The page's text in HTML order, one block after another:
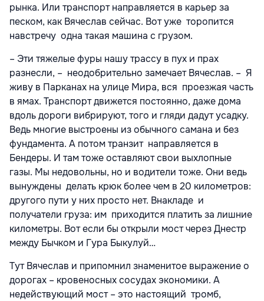
рынка. Или транспорт направляется в карьер за
песком, как Вячеслав сейчас. Вот уже торопится
навстречу одна такая машина с грузом.
– Эти тяжелые фуры нашу трассу в пух и прах
разнесли, – неодобрительно замечает Вячеслав. – Я
живу в Парканах на улице Мира, вся проезжая часть
в ямах. Транспорт движется постоянно, даже дома
вдоль дороги вибрируют, того и гляди дадут усадку.
Ведь многие выстроены из обычного самана и без
фундамента. А потом транзит направляется в
Бендеры. И там тоже оставляют свои выхлопные
газы. Мы недовольны, но и водители тоже. Они ведь
вынуждены делать крюк более чем в 20 километров:
другого пути у них просто нет. Внакладе и
получатели груза: им приходится платить за лишние
километры. Вот если бы открыли мост через Днестр
между Бычком и Гура Быкулуй…
Тут Вячеслав и припомнил знаменитое выражение о
дорогах – кровеносных сосудах экономики. А
недействующий мост – это настоящий тромб,